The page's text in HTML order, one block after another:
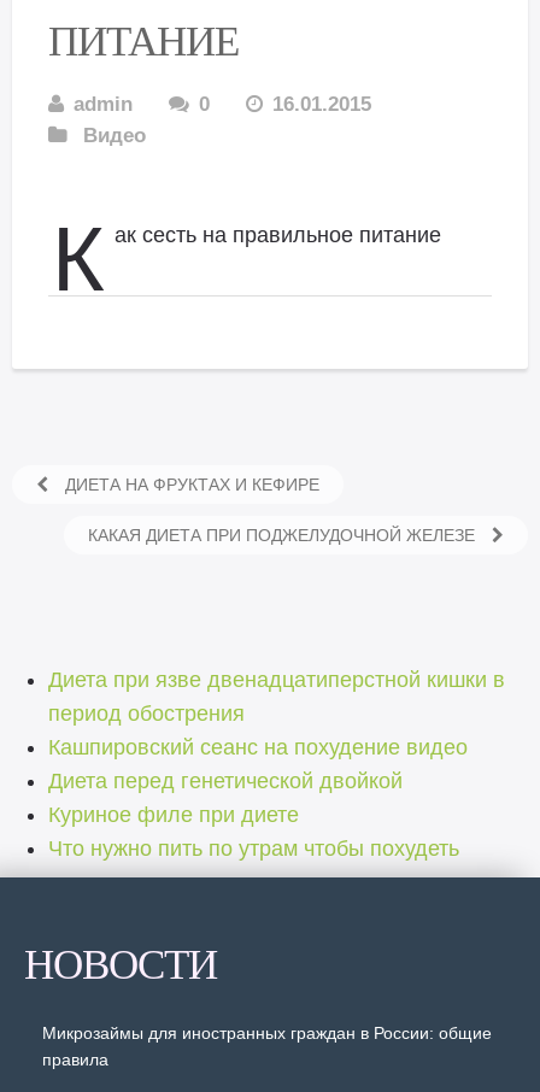
ПИТАНИЕ
admin 0
16.01.2015
Видео
К ак сесть на правильное питание
ДИЕТА НА ФРУКТАХ И КЕФИРЕ
КАКАЯ ДИЕТА ПРИ ПОДЖЕЛУДОЧНОЙ ЖЕЛЕЗЕ
Диета при язве двенадцатиперстной кишки в
период обострения
Кашпировский сеанс на похудение видео
Диета перед генетической двойкой
Куриное филе при диете
Что нужно пить по утрам чтобы похудеть
НОВОСТИ
Микрозаймы для иностранных граждан в России: общие
правила